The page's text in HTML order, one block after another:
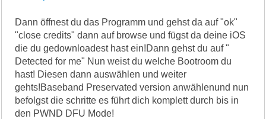
Dann öffnest du das Programm und gehst da auf "ok"
"close credits" dann auf browse und fügst da deine iOS
die du gedownloadest hast ein!Dann gehst du auf "
Detected for me" Nun weist du welche Bootroom du
hast! Diesen dann auswählen und weiter
gehts!Baseband Preservated version anwählenund nun
befolgst die schritte es führt dich komplett durch bis in
den PWND DFU Mode!